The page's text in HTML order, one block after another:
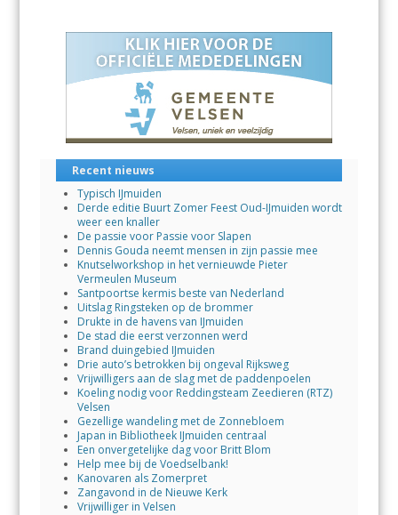
Recent nieuws
Typisch IJmuiden
Derde editie Buurt Zomer Feest Oud-IJmuiden wordt
weer een knaller
De passie voor Passie voor Slapen
Dennis Gouda neemt mensen in zijn passie mee
Knutselworkshop in het vernieuwde Pieter
Vermeulen Museum
Santpoortse kermis beste van Nederland
Uitslag Ringsteken op de brommer
Drukte in de havens van IJmuiden
De stad die eerst verzonnen werd
Brand duingebied IJmuiden
Drie auto’s betrokken bij ongeval Rijksweg
Vrijwilligers aan de slag met de paddenpoelen
Koeling nodig voor Reddingsteam Zeedieren (RTZ)
Velsen
Gezellige wandeling met de Zonnebloem
Japan in Bibliotheek IJmuiden centraal
Een onvergetelijke dag voor Britt Blom
Help mee bij de Voedselbank!
Kanovaren als Zomerpret
Zangavond in de Nieuwe Kerk
Vrijwilliger in Velsen